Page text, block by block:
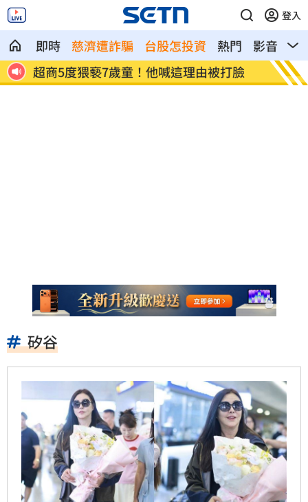
登入
即時 慈濟遭詐騙 台股怎投資 熱門 影音
熱
Apple Watch大改款？蘋果評估無螢幕手
環
這大
元
矽谷